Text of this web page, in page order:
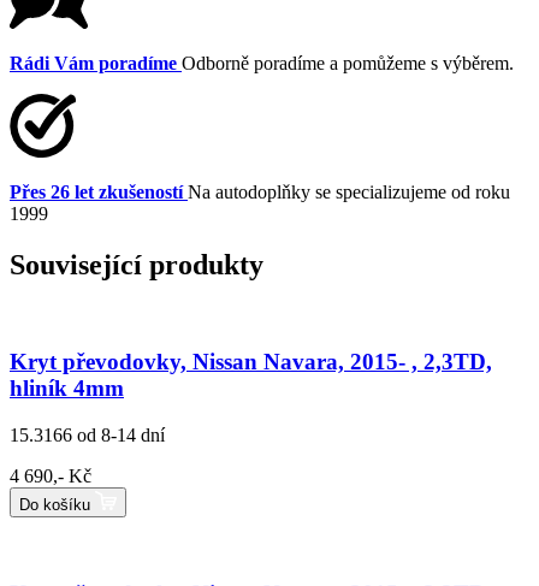
Rádi Vám poradíme Odborně poradíme a pomůžeme s výběrem.
Přes 26 let zkušeností Na autodoplňky se specializujeme od roku
1999
Související produkty
Kryt převodovky, Nissan Navara, 2015- , 2,3TD,
hliník 4mm
15.3166 od 8-14 dní
4 690,- Kč
Do košíku